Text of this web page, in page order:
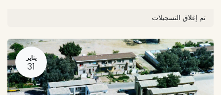
تم إغلاق التسجيلات
يناير
31